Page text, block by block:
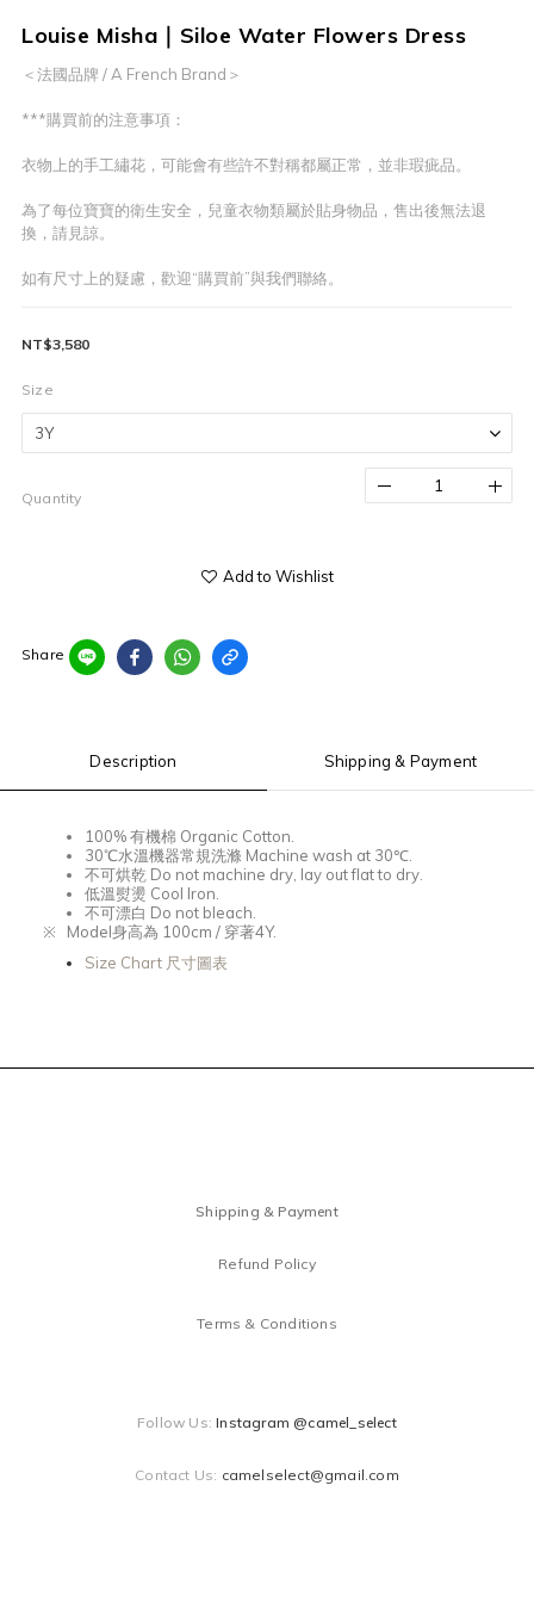
Louise Misha｜Siloe Water Flowers Dress
＜法國品牌 / A French Brand＞
***購買前的注意事項：
衣物上的手工繡花，可能會有些許不對稱都屬正常，並非瑕疵品。
為了每位寶寶的衛生安全，兒童衣物類屬於貼身物品，售出後無法退
換，請見諒。
如有尺寸上的疑慮，歡迎“購買前”與我們聯絡。
NT$3,580
Size
Quantity
Add to Wishlist
Share
Description Shipping & Payment
100%有機棉 Organic Cotton.
30℃水溫機器常規洗滌 Machine wash at 30℃.
不可烘乾 Do not machine dry, lay out flat to dry.
低溫熨燙 Cool Iron.
不可漂白 Do not bleach.
※ Model身高為 100cm / 穿著4Y.
Size Chart 尺寸圖表
Shipping & Payment
Refund Policy
Terms & Conditions
Follow Us:Instagram @camel_select
Contact Us: camelselect@gmail.com